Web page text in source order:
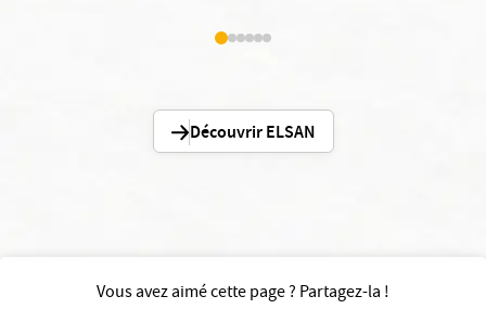
Découvrir ELSAN
Vous avez aimé cette page ? Partagez-la !